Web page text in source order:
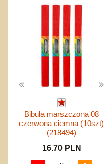
Bibuła marszczona 08
czerwona ciemna (10szt)
(218494)
16.70 PLN